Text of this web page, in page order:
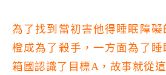
為了找到當初害他得睡眠障礙
橙成為了殺手，一方面為了睡
箱國認識了目標A，故事就從這